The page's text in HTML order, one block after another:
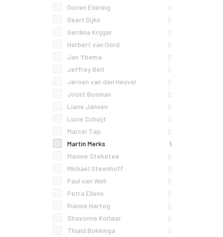
Dorien Eilering 0
Geert Dijks 0
Gerdina Krijger 0
Herbert van Oord 0
Jan Ybema 0
Jeffrey Belt 0
Jeroen van den Heuvel 0
Joost Bosman 0
Liane Jansen 0
Lucie Schuijt 0
Marcel Tap 0
Martin Merks 1
Maxine Steketee 0
Michaël Steenhoff 0
Paul van Well 0
Petra Ellens 0
Rianne Hartog 0
Shavonne Korlaar 0
Thiald Bokkinga 0